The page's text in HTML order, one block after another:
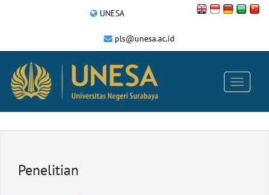
UNESA
pls@unesa.ac.id
Penelitian